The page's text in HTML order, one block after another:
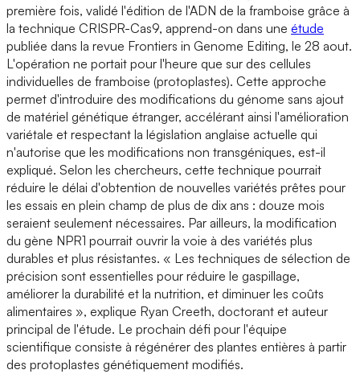
première fois, validé l'édition de l'ADN de la framboise grâce à
la technique CRISPR-Cas9, apprend-on dans une étude
publiée dans la revue Frontiers in Genome Editing, le 28 aout.
L'opération ne portait pour l'heure que sur des cellules
individuelles de framboise (protoplastes). Cette approche
permet d'introduire des modifications du génome sans ajout
de matériel génétique étranger, accélérant ainsi l'amélioration
variétale et respectant la législation anglaise actuelle qui
n'autorise que les modifications non transgéniques, est-il
expliqué. Selon les chercheurs, cette technique pourrait
réduire le délai d'obtention de nouvelles variétés prêtes pour
les essais en plein champ de plus de dix ans : douze mois
seraient seulement nécessaires. Par ailleurs, la modification
du gène NPR1 pourrait ouvrir la voie à des variétés plus
durables et plus résistantes. « Les techniques de sélection de
précision sont essentielles pour réduire le gaspillage,
améliorer la durabilité et la nutrition, et diminuer les coûts
alimentaires », explique Ryan Creeth, doctorant et auteur
principal de l'étude. Le prochain défi pour l'équipe
scientifique consiste à régénérer des plantes entières à partir
des protoplastes génétiquement modifiés.